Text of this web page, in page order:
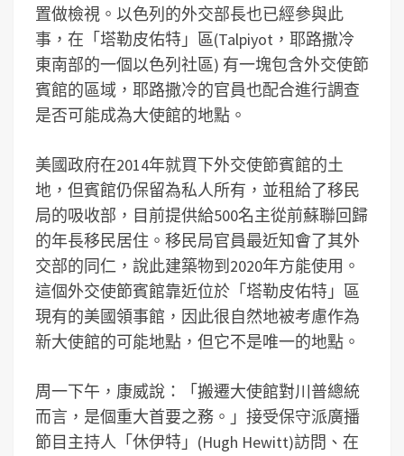
置做檢視。以色列的外交部長也已經參與此
事，在「塔勒皮佑特」區(Talpiyot，耶路撒冷
東南部的一個以色列社區) 有一塊包含外交使節
賓館的區域，耶路撒冷的官員也配合進行調查
是否可能成為大使館的地點。
美國政府在2014年就買下外交使節賓館的土
地，但賓館仍保留為私人所有，並租給了移民
局的吸收部，目前提供給500名主從前蘇聯回歸
的年長移民居住。移民局官員最近知會了其外
交部的同仁，說此建築物到2020年方能使用。
這個外交使節賓館靠近位於「塔勒皮佑特」區
現有的美國領事館，因此很自然地被考慮作為
新大使館的可能地點，但它不是唯一的地點。
周一下午，康威說：「搬遷大使館對川普總統
而言，是個重大首要之務。」接受保守派廣播
節目主持人「休伊特」(Hugh Hewitt)訪問、在